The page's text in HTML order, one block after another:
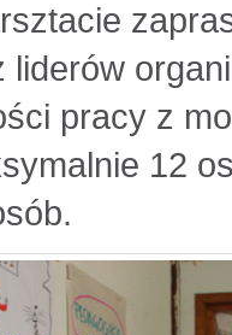
liderów
pracy z
12